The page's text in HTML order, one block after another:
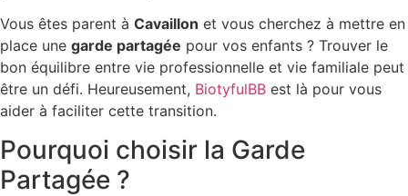
Vous êtes parent à Cavaillon et vous cherchez à mettre en
place une garde partagée pour vos enfants ? Trouver le
bon équilibre entre vie professionnelle et vie familiale peut
être un défi. Heureusement, BiotyfulBB est là pour vous
aider à faciliter cette transition.
Pourquoi choisir la Garde
Partagée ?